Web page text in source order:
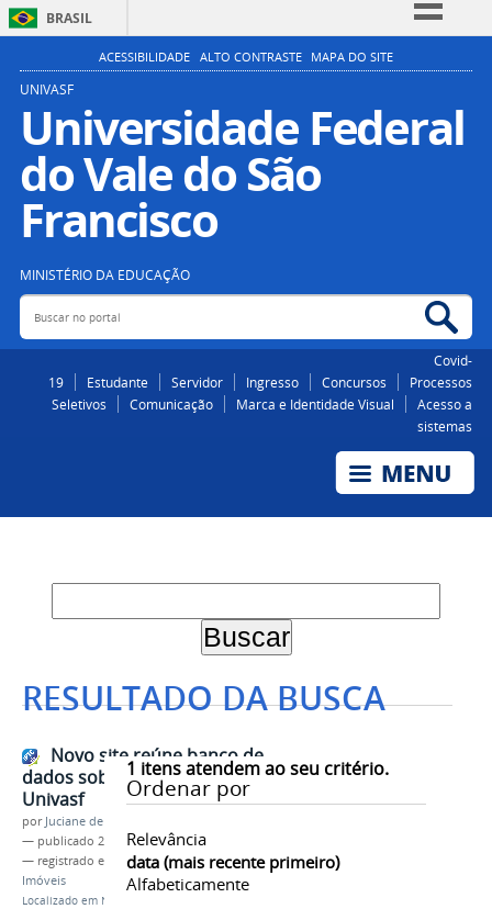
BRASIL
Simplifique!
Participe
Acesso à informação
Legislação
ACESSIBILIDADE ALTO CONTRASTE MAPA DO SITE
UNIVASF
Universidade Federal
do Vale do São
Francisco
MINISTÉRIO DA EDUCAÇÃO
Buscar no portal
Covid-
19
Estudante Servidor Ingresso Concursos
Processos
Seletivos
Comunicação Marca e Identidade Visual
Acesso a
sistemas
RESULTADO DA BUSCA
1 itens atendem ao seu critério.
Ordenar por
Relevância
data (mais recente primeiro)
Alfabeticamente
Novo site reúne banco de
dados sobre bens imóveis da
Univasf
por Juciane de Jesus Aleixo
— publicado 23/10/2023
— registrado em:
Infra,Planos de Ocupação,Bens
Imóveis
Localizado em Notícias